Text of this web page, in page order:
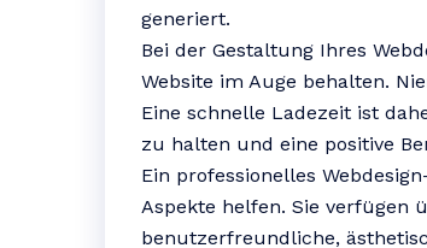
generiert.
Bei der Gestaltung Ihres
Website im Auge behalten.
Eine schnelle Ladezeit ist
zu halten und eine positive
Ein professionelles
Aspekte helfen. Sie verfügen
benutzerfreundliche,